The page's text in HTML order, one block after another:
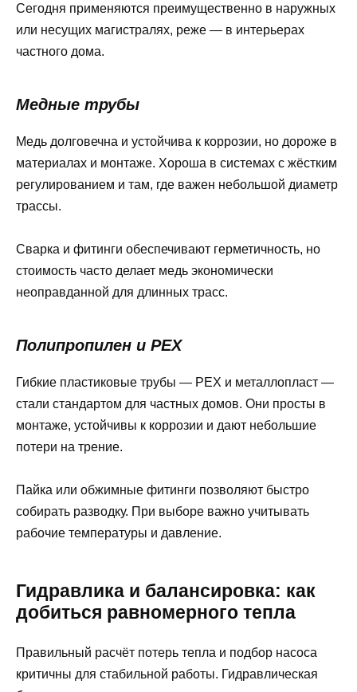
Сегодня применяются преимущественно в наружных
или несущих магистралях, реже — в интерьерах
частного дома.
Медные трубы
Медь долговечна и устойчива к коррозии, но дороже в
материалах и монтаже. Хороша в системах с жёстким
регулированием и там, где важен небольшой диаметр
трассы.
Сварка и фитинги обеспечивают герметичность, но
стоимость часто делает медь экономически
неоправданной для длинных трасс.
Полипропилен и PEX
Гибкие пластиковые трубы — PEX и металлопласт —
стали стандартом для частных домов. Они просты в
монтаже, устойчивы к коррозии и дают небольшие
потери на трение.
Пайка или обжимные фитинги позволяют быстро
собирать разводку. При выборе важно учитывать
рабочие температуры и давление.
Гидравлика и балансировка: как
добиться равномерного тепла
Правильный расчёт потерь тепла и подбор насоса
критичны для стабильной работы. Гидравлическая